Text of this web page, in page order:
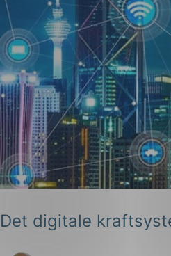
Det digitale